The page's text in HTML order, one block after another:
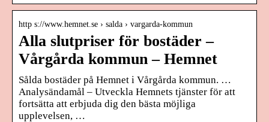
http s://www.hemnet.se › salda › vargarda-kommun
Alla slutpriser för bostäder –
Vårgårda kommun – Hemnet
Sålda bostäder på Hemnet i Vårgårda kommun. …
Analysändamål – Utveckla Hemnets tjänster för att
fortsätta att erbjuda dig den bästa möjliga
upplevelsen, …